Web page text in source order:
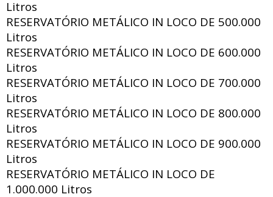
Litros
RESERVATÓRIO METÁLICO IN LOCO DE 500.000
Litros
RESERVATÓRIO METÁLICO IN LOCO DE 600.000
Litros
RESERVATÓRIO METÁLICO IN LOCO DE 700.000
Litros
RESERVATÓRIO METÁLICO IN LOCO DE 800.000
Litros
RESERVATÓRIO METÁLICO IN LOCO DE 900.000
Litros
RESERVATÓRIO METÁLICO IN LOCO DE
1.000.000 Litros